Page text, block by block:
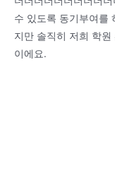
수 있도록 동기부여를
지만 솔직히 저희 학
이에요.